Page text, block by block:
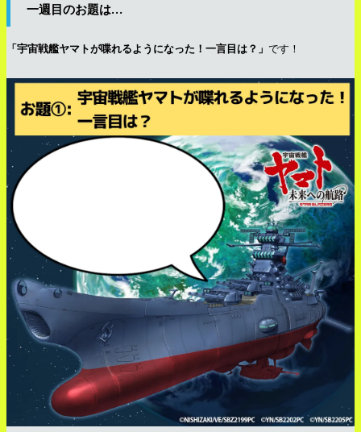
一週目のお題は…
「宇宙戦艦ヤマトが喋れるようになった！一言目は？」 です！